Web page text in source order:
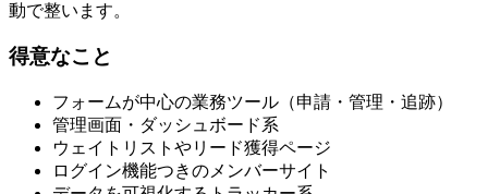
動で整います。
得意なこと
フォームが中心の業務ツール（申請・管理・追跡）
管理画面・ダッシュボード系
ウェイトリストやリード獲得ページ
ログイン機能つきのメンバーサイト